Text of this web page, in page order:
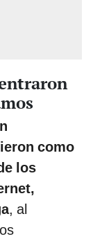
como
los
, al